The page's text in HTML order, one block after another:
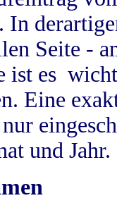
In
Seite -
ist es
Eine
und Jahr.